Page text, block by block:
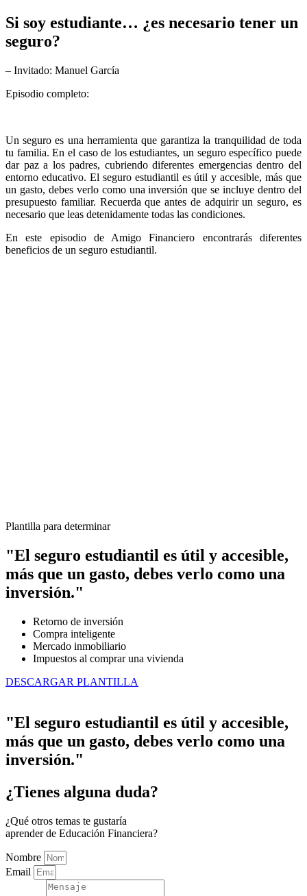
Si soy estudiante… ¿es necesario tener un
seguro?
– Invitado: Manuel García
Episodio completo:
Un seguro es una herramienta que garantiza la tranquilidad de toda
tu familia. En el caso de los estudiantes, un seguro específico puede
dar paz a los padres, cubriendo diferentes emergencias dentro del
entorno educativo. El seguro estudiantil es útil y accesible, más que
un gasto, debes verlo como una inversión que se incluye dentro del
presupuesto familiar. Recuerda que antes de adquirir un seguro, es
necesario que leas detenidamente todas las condiciones.
En este episodio de Amigo Financiero encontrarás diferentes
beneficios de un seguro estudiantil.
Plantilla para determinar
"El seguro estudiantil es útil y accesible,
más que un gasto, debes verlo como una
inversión."
Retorno de inversión
Compra inteligente
Mercado inmobiliario
Impuestos al comprar una vivienda
DESCARGAR PLANTILLA
"El seguro estudiantil es útil y accesible,
más que un gasto, debes verlo como una
inversión."
¿Tienes alguna duda?
¿Qué otros temas te gustaría
aprender de Educación Financiera?
Nombre
Email